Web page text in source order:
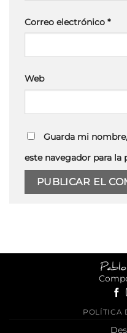
Correo electrónico *
Web
Guarda mi
este navegador para la
POLÍTICA